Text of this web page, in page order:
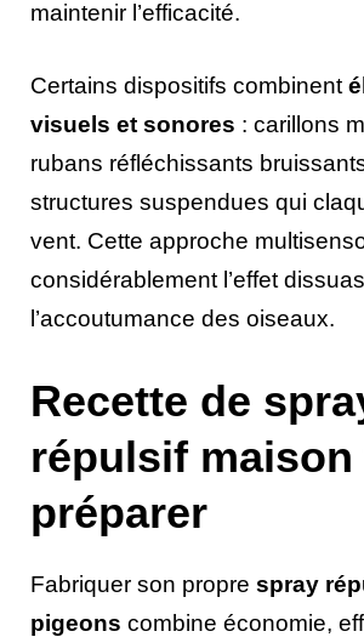
maintenir l’efficacité.
Certains dispositifs combinent
visuels et sonores : carillons
rubans réfléchissants
structures suspendues qui
vent. Cette approche
considérablement l’effet
l’accoutumance des oiseaux.
Recette de
répulsif maison
préparer
Fabriquer son propre spray
pigeons combine économie,